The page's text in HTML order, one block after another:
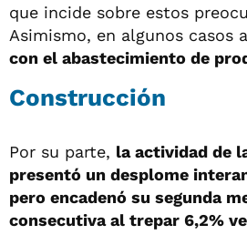
que incide sobre estos
Asimismo, en algunos casos
con el abastecimiento de
Construcción
Por su parte, la actividad de
presentó un desplome
pero encadenó su segunda
consecutiva al trepar 6,2%